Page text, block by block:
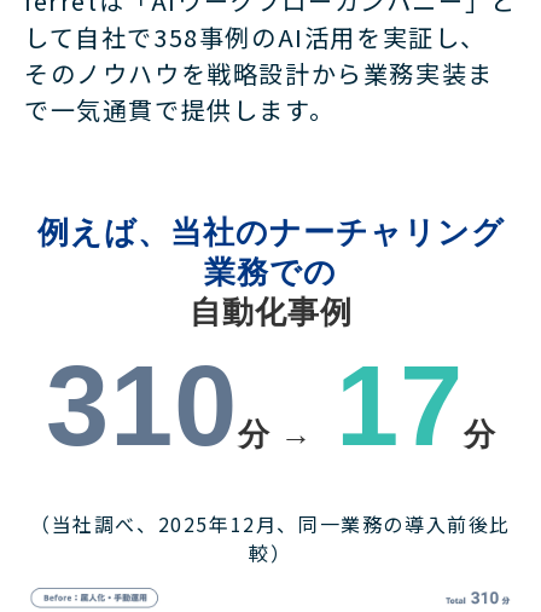
して自社で358事例のAI活用を実証し、
そのノウハウを戦略設計から業務実装ま
で一気通貫で提供します。
例えば、当社のナーチャリング
業務での
自動化事例
310分 → 17分
（当社調べ、2025年12月、同一業務の導入前後比
較）